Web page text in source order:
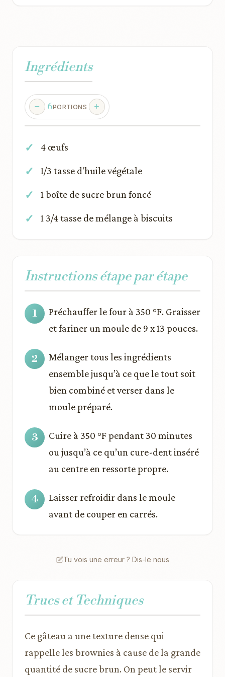
Ingrédients
6PORTIONS
4 œufs
1/3 tasse d'huile végétale
1 boîte de sucre brun foncé
1 3/4 tasse de mélange à biscuits
Instructions étape par étape
Préchauffer le four à 350 °F. Graisser
et fariner un moule de 9 x 13 pouces.
Mélanger tous les ingrédients
ensemble jusqu’à ce que le tout soit
bien combiné et verser dans le
moule préparé.
Cuire à 350 °F pendant 30 minutes
ou jusqu’à ce qu’un cure-dent inséré
au centre en ressorte propre.
Laisser refroidir dans le moule
avant de couper en carrés.
Tu vois une erreur ? Dis-le nous
Trucs et Techniques
Ce gâteau a une texture dense qui
rappelle les brownies à cause de la grande
quantité de sucre brun. On peut le servir